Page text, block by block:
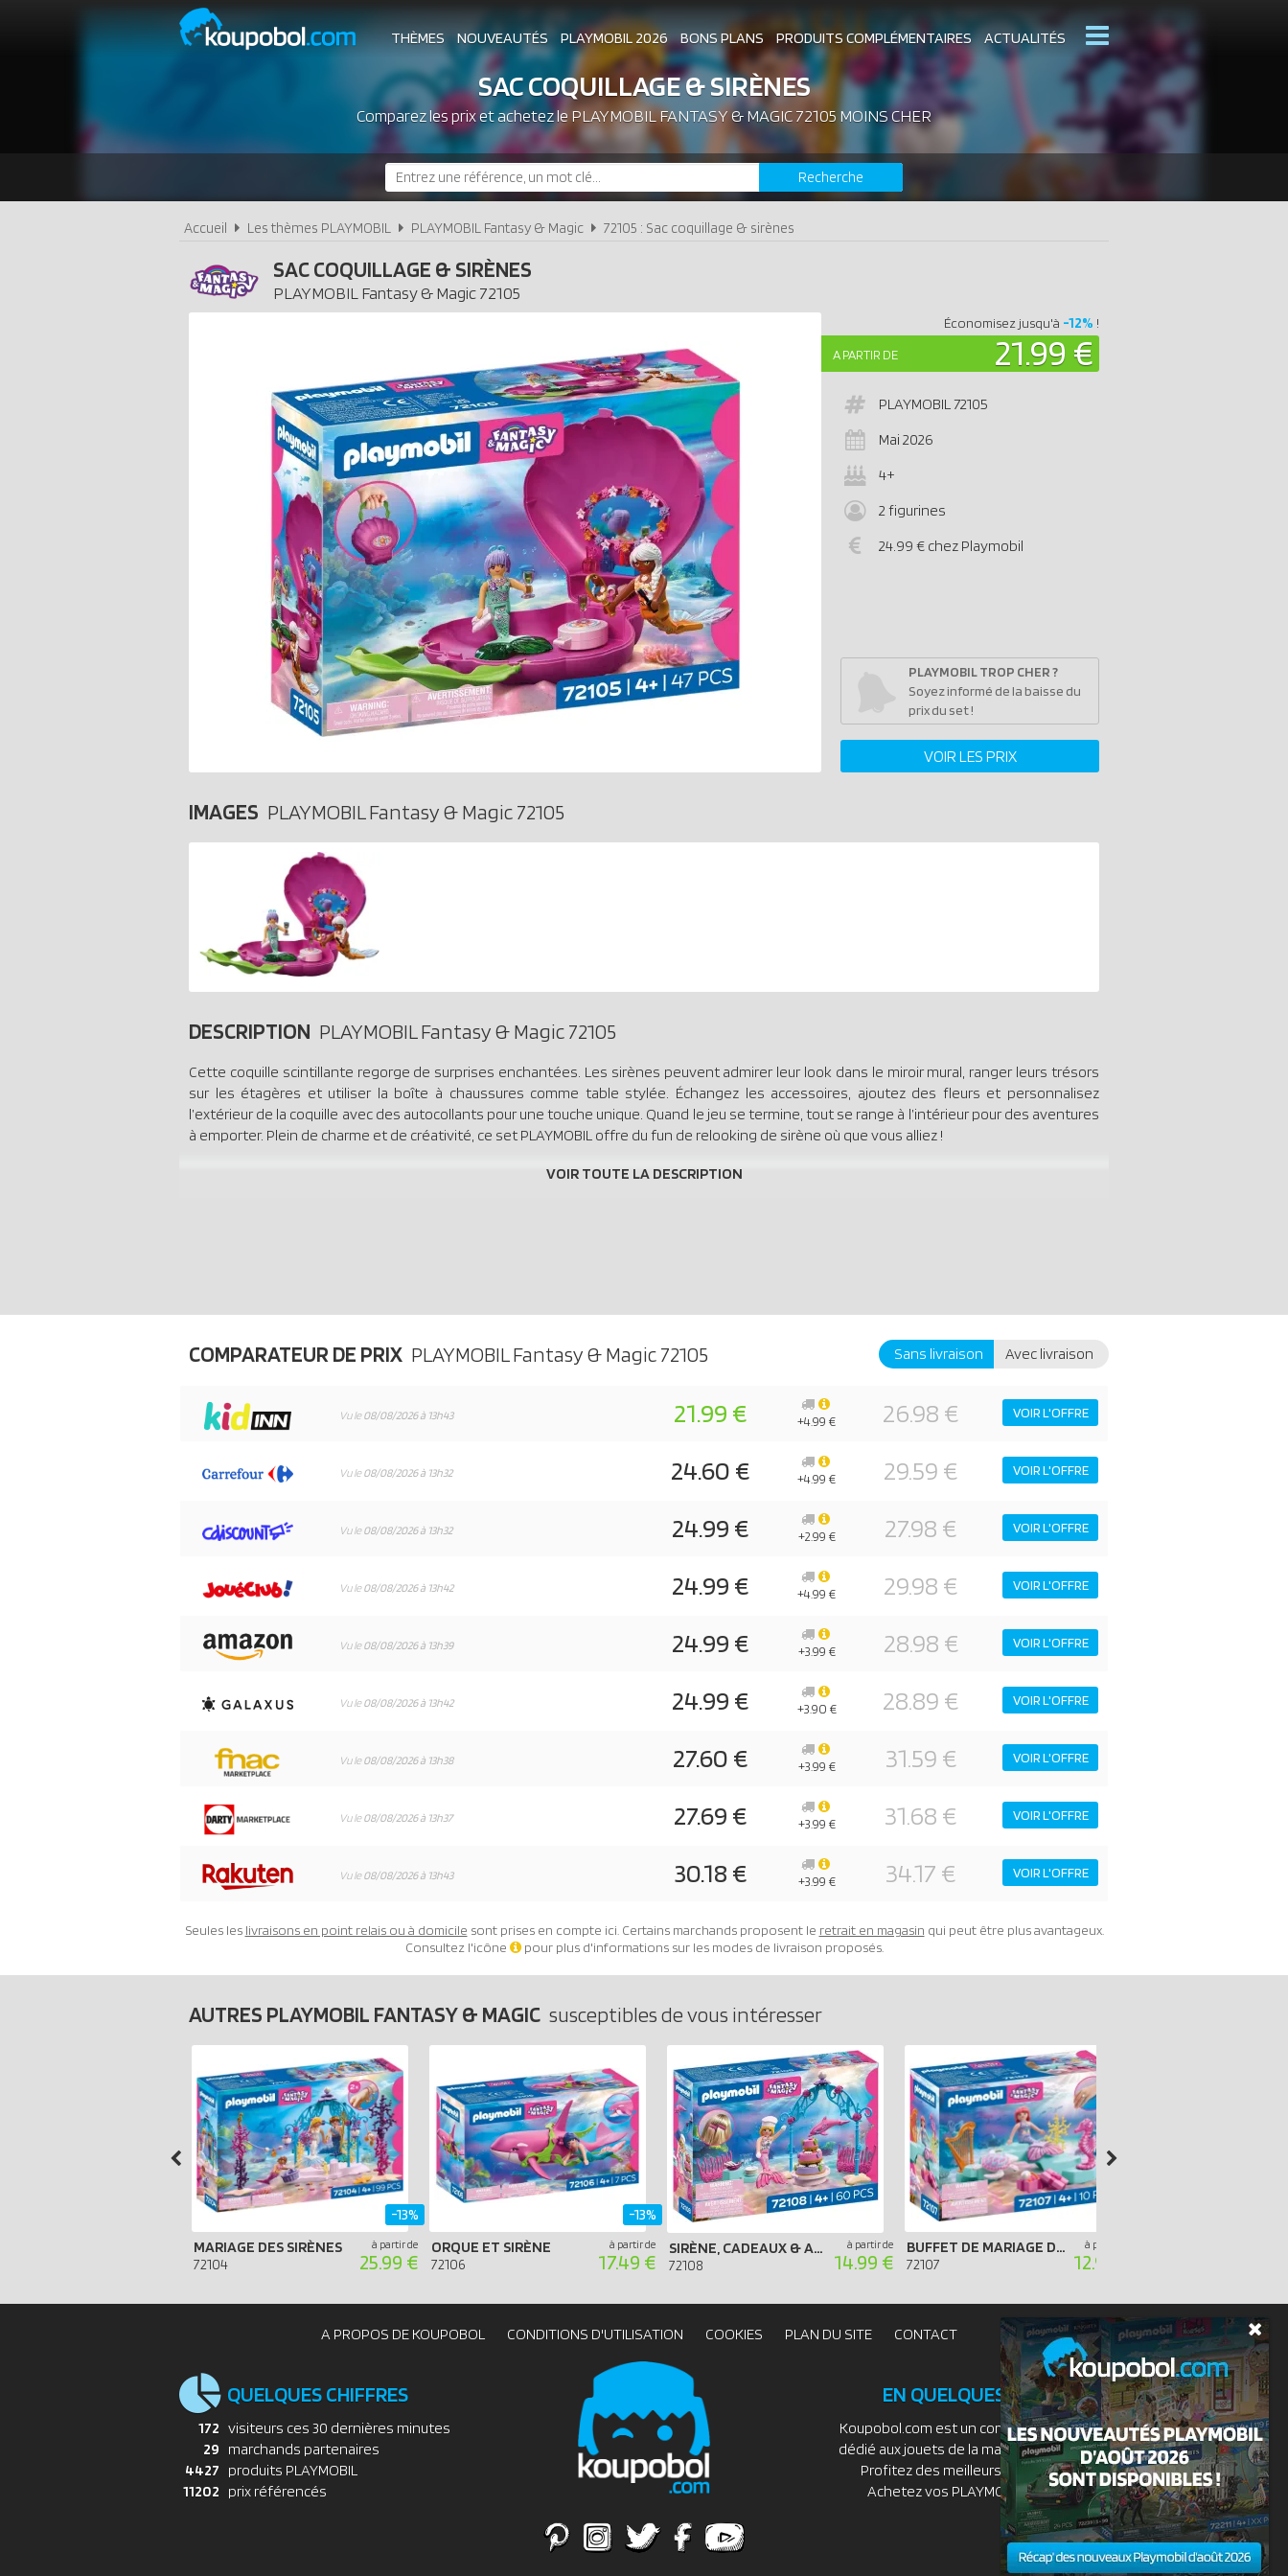
THÈMES NOUVEAUTÉS PLAYMOBIL 2026 BONS PLANS PRODUITS COMPLÉMENTAIRES ACTUALITÉS
ASSOCIATIONS DE FANS EXPOSITIONS PLAYMOBIL CATALOGUES PLAYMOBIL
LES PLAYMOBIL LES PLUS CHERS DERNIERS PLAYMOBIL AJOUTÉS
SAC COQUILLAGE & SIRÈNES
Comparez les prix et achetez le PLAYMOBIL FANTASY & MAGIC 72105 MOINS CHER
Recherche
Accueil Les thèmes PLAYMOBIL PLAYMOBIL Fantasy & Magic 72105 : Sac coquillage & sirènes
SAC COQUILLAGE & SIRÈNES
PLAYMOBIL Fantasy & Magic72105
A PARTIR DE 21.99 €
Économisez jusqu'à -12% !
PLAYMOBIL72105
Mai 2026
4+
2 figurines
24.99 € chez Playmobil
PLAYMOBIL TROP CHER ?
Soyez informé de la baisse du
prix du set !
VOIR LES PRIX
IMAGES PLAYMOBIL Fantasy & Magic 72105
DESCRIPTION PLAYMOBIL Fantasy & Magic 72105
Cette coquille scintillante regorge de surprises enchantées. Les sirènes peuvent admirer leur look dans le miroir mural, ranger leurs trésors
sur les étagères et utiliser la boîte à chaussures comme table stylée. Échangez les accessoires, ajoutez des fleurs et personnalisez
l’extérieur de la coquille avec des autocollants pour une touche unique. Quand le jeu se termine, tout se range à l’intérieur pour des aventures
à emporter. Plein de charme et de créativité, ce set PLAYMOBIL offre du fun de relooking de sirène où que vous alliez !
COMPARATEUR DE PRIX PLAYMOBIL Fantasy & Magic 72105 Sans livraison Avec livraison
Vu le08/08/2026 à 13h43 21.99 € 26.98 € VOIR L'OFFRE
+4.99 €
Vu le08/08/2026 à 13h32 24.60 € 29.59 € VOIR L'OFFRE
+4.99 €
Vu le08/08/2026 à 13h32 24.99 € 27.98 € VOIR L'OFFRE
+2.99 €
Vu le08/08/2026 à 13h42 24.99 € 29.98 € VOIR L'OFFRE
+4.99 €
Vu le08/08/2026 à 13h39 24.99 € 28.98 € VOIR L'OFFRE
+3.99 €
Vu le08/08/2026 à 13h42 24.99 € 28.89 € VOIR L'OFFRE
+3.90 €
Vu le08/08/2026 à 13h38 27.60 € 31.59 € VOIR L'OFFRE
+3.99 €
Vu le08/08/2026 à 13h37 27.69 € 31.68 € VOIR L'OFFRE
+3.99 €
Vu le08/08/2026 à 13h43 30.18 € 34.17 € VOIR L'OFFRE
+3.99 €
Seules les livraisons en point relais ou à domicile sont prises en compte ici. Certains marchands proposent le retrait en magasin qui peut être plus avantageux.
Consultez l'icône
pour plus d'informations sur les modes de livraison proposés.
AUTRES PLAYMOBIL FANTASY & MAGIC susceptibles de vous intéresser
MARIAGE DES SIRÈNES
72104
à partir de
25.99 €
-13%
ORQUE ET SIRÈNE
72106
à partir de
17.49 €
-13%
SIRÈNE, CADEAUX & ANIMAUX MARINS
72108
à partir de
14.99 €
BUFFET DE MARIAGE DES SIRÈNES
72107
à partir de
12.99 €
A PROPOS DE KOUPOBOL CONDITIONS D'UTILISATION COOKIES PLAN DU SITE CONTACT
EN QUELQUES MOTS
Koupobol.com est un comparateur de prix
dédié aux jouets de la marque PLAYMOBIL.
Profitez des meilleurs prix du moment.
Achetez vos PLAYMOBIL moins chers.
QUELQUES CHIFFRES
172 visiteurs ces 30 dernières minutes
29 marchands partenaires
4427 produits PLAYMOBIL
11202 prix référencés